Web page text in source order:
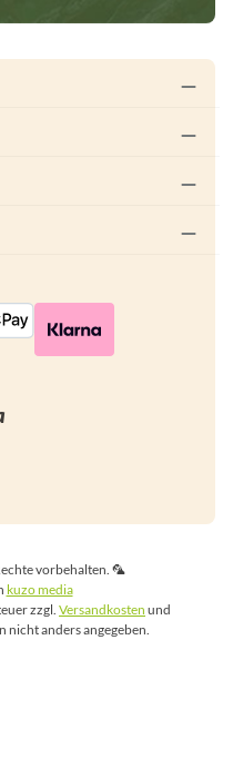
vorbehalten. 🦜
kuzo media
zzgl. Versandkosten und
nicht anders angegeben.